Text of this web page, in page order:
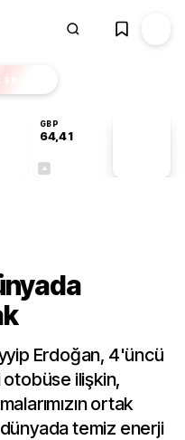
EKSTRA
GBP
64,41
Erdoğan, 4'üncü
ilişkin,
ortak
temiz enerji